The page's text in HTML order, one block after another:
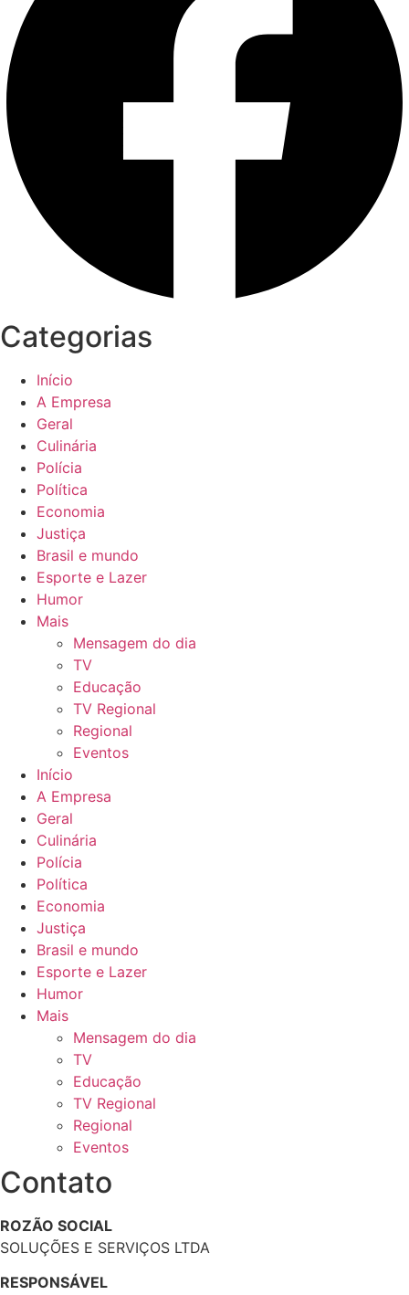
Siga-nos
Sobre o Alerta Notícias
O Jornal Alerta Noticia é um site digital focado em
notícias, entretenimento e cobertura de eventos. Teve a
sua operação iniciada em 2005 sendo um dos pioneiros
no jornalismo on-line no estado de Rondônia.
Redes Sociais
Facebook
Categorias
Início
A Empresa
Geral
Culinária
Polícia
Política
Justiça
Esporte e Lazer
Humor
Mais